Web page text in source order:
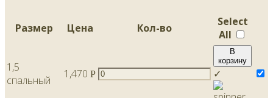
Размер Цена Кол-во
Select
All
1,5
спальный
1,470 Р
В
корзину
✓